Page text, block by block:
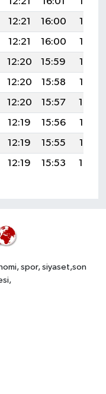
12:21 16:00
18:55
12:21 16:00
18:54
12:20 15:59
18:52
12:20 15:58
18:50
12:20 15:57
18:49
12:19 15:56
18:47
12:19 15:55
18:45
12:19 15:53 18:44
spor, siyaset,son